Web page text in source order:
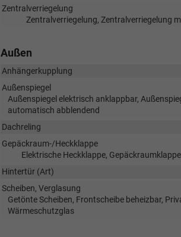
Zentralverriegelung
Zentralverriegelung, Zentralverriegelung
Außen
Anhängerkupplung
Außenspiegel
Außenspiegel elektrisch anklappbar,
automatisch abblendend
Dachreling
Gepäckraum-/Heckklappe
Elektrische Heckklappe,
Hintertür (Art)
Scheiben, Verglasung
Getönte Scheiben, Frontscheibe beheizbar,
Wärmeschutzglas